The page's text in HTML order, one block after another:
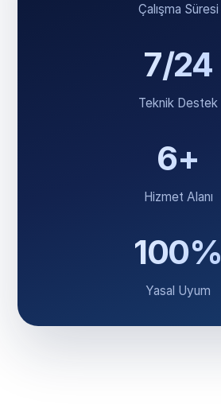
Çalışma Süresi
7/24
Teknik Destek
6+
Hizmet Alanı
100%
Yasal Uyum